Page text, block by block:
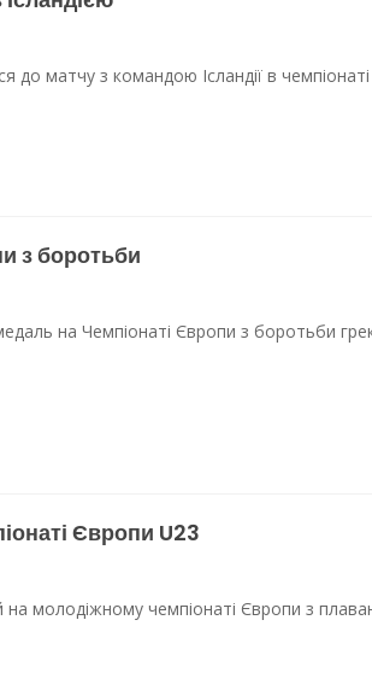
до матчу з командою Ісландії в
з боротьби
на Чемпіонаті Європи з боротьби
Європи U23
молодіжному чемпіонаті Європи з